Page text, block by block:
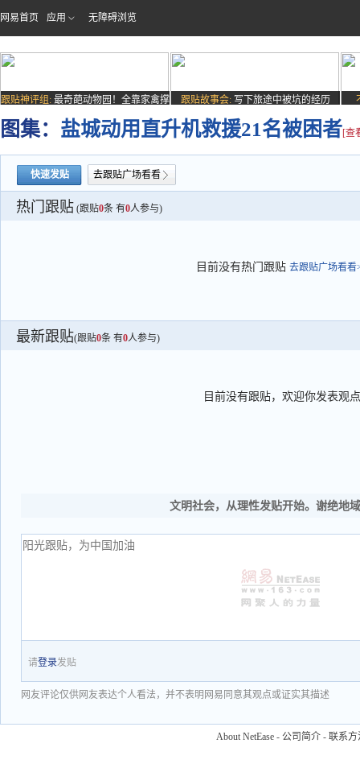
网易首页 应用 无障碍浏览
跟贴神评组: 最奇葩动物园！全靠家禽撑
场子
跟贴故事会: 写下旅途中被坑的经历
图集： 盐城动用直升机救援21名被困者[查
快速发贴 去跟贴广场看看
热门跟贴 (跟贴0条 有0人参与)
目前没有热门跟贴 去跟贴广场看看
最新跟贴(跟贴0条 有0人参与)
目前没有跟贴，欢迎你发表观点
文明社会，从理性发贴开始。谢绝地
请登录发贴
网友评论仅供网友表达个人看法，并不表明网易同意其观点或证实其描述
About NetEase - 公司简介 - 联系方